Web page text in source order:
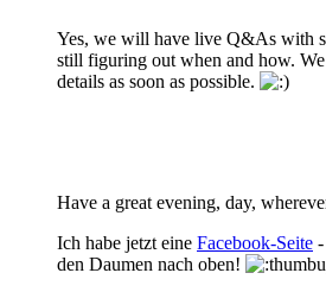
Yes, we will have live Q&As with
still figuring out when and how.
details as soon as possible.
Have a great evening, day,
Ich habe jetzt eine Facebook-Seite
den Daumen nach oben!